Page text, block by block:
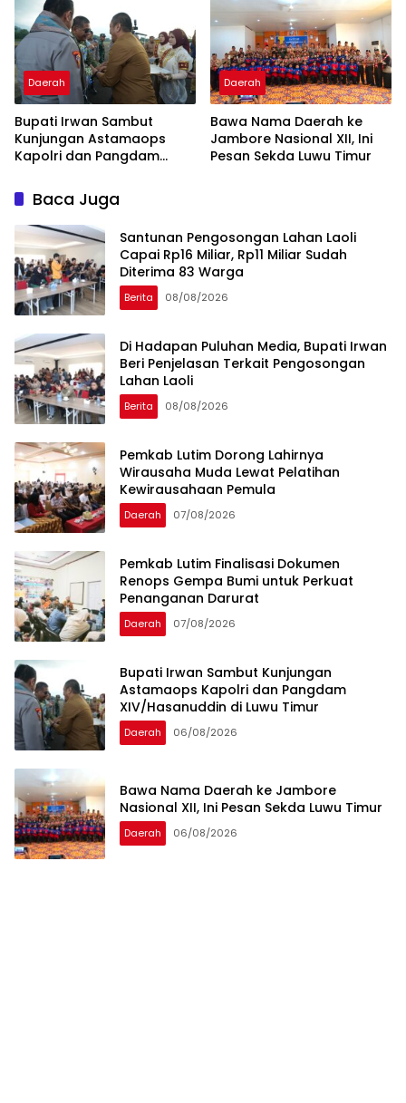
Daerah
Bupati Irwan Sambut
Kunjungan Astamaops
Kapolri dan Pangdam
Timur
Daerah
Bawa Nama Daerah ke
Jambore Nasional XII, Ini
Pesan Sekda Luwu Timur
Baca Juga
Santunan Pengosongan Lahan Laoli
Capai Rp16 Miliar, Rp11 Miliar Sudah
Diterima 83 Warga
Berita 08/08/2026
Di Hadapan Puluhan Media, Bupati Irwan
Beri Penjelasan Terkait Pengosongan
Lahan Laoli
Berita 08/08/2026
Pemkab Lutim Dorong Lahirnya
Wirausaha Muda Lewat Pelatihan
Kewirausahaan Pemula
Daerah 07/08/2026
Pemkab Lutim Finalisasi Dokumen
Renops Gempa Bumi untuk Perkuat
Penanganan Darurat
Daerah 07/08/2026
Bupati Irwan Sambut Kunjungan
Astamaops Kapolri dan Pangdam
XIV/Hasanuddin di Luwu Timur
Daerah 06/08/2026
Bawa Nama Daerah ke Jambore
Nasional XII, Ini Pesan Sekda Luwu Timur
Daerah 06/08/2026